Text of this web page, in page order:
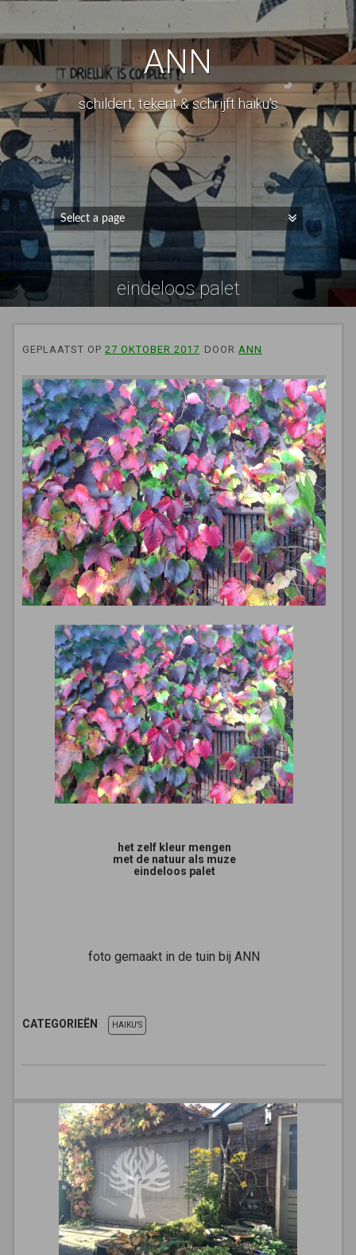
ANN
schildert, tekent & schrijft haiku's
eindeloos palet
GEPLAATST OP 27 OKTOBER 2017 DOOR ANN
het zelf kleur mengen
met de natuur als muze
eindeloos palet
foto gemaakt in de tuin bij ANN
CATEGORIEËN HAIKU'S